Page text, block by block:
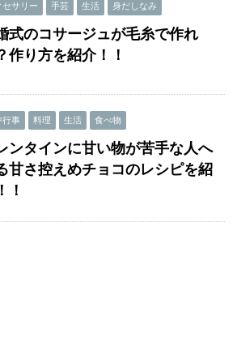
セサリー 手芸 生活 身だしなみ
式のコサージュが毛糸で作れ
作り方を紹介！！
行事 料理 生活 食べ物
ンタインに甘い物が苦手な人へ
甘さ控えめチョコのレシピを紹
！